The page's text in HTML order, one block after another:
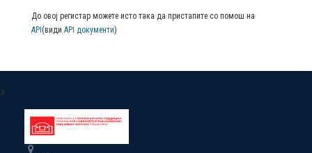
До овој регистар можете исто така да пристапите со помош на
API (види API документи)
a